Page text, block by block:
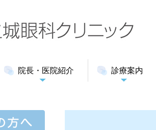
院長・医院紹介 診療案内